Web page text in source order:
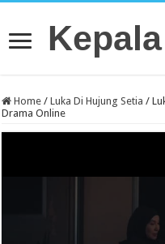
Home / Luka Di Hujung Setia /
Drama Online